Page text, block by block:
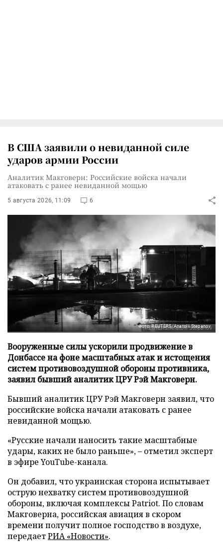
В США заявили о невиданной силе
ударов армии России
Аналитик Макговерн: Российские войска начали
атаковать с ранее невиданной мощью
5 августа 2026, 11:09 6
Фото: REUTERS/Anatolii Stepanov
Вооруженные силы ускорили продвижение в
Донбассе на фоне масштабных атак и истощения
систем противовоздушной обороны противника,
заявил бывший аналитик ЦРУ Рэй Макговерн.
Бывший аналитик ЦРУ Рэй Макговерн заявил, что
российские войска начали атаковать с ранее
невиданной мощью.
«Русские начали наносить такие масштабные
удары, каких не было раньше», – отметил эксперт
в эфире YouTube-канала.
Он добавил, что украинская сторона испытывает
острую нехватку систем противовоздушной
обороны, включая комплексы Patriot. По словам
Макговерна, российская авиация в скором
времени получит полное господство в воздухе,
передаетРИА «Новости».